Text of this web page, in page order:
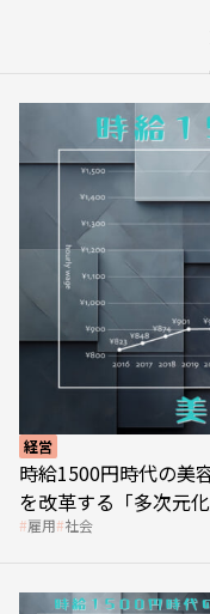
経営
時給1500円時代の
を改革する「多次元化
雇用 社会